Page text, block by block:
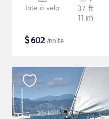
Iate à vela
37 ft
11 m
$602/noite